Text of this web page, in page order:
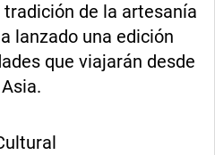
de la artesanía
lanzado una edición
que viajarán desde